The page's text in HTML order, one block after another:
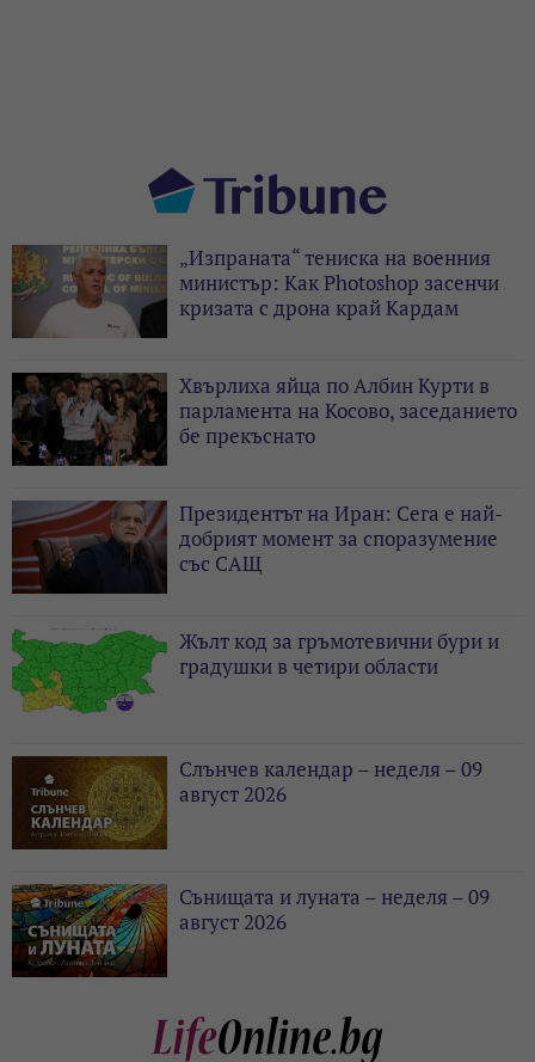
„Изпраната“ тениска на военния
министър: Как Photoshop засенчи
кризата с дрона край Кардам
Хвърлиха яйца по Албин Курти в
парламента на Косово, заседанието
бе прекъснато
Президентът на Иран: Сега е най-
добрият момент за споразумение
със САЩ
Жълт код за гръмотевични бури и
градушки в четири области
Слънчев календар – неделя – 09
август 2026
Сънищата и луната – неделя – 09
август 2026